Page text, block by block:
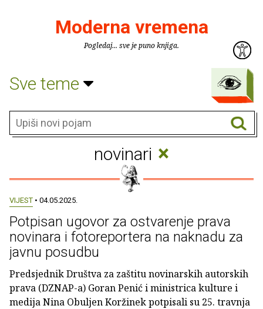
Moderna vremena
Pogledaj... sve je puno knjiga.
Sve teme
novinari ×
VIJEST • 04.05.2025.
Potpisan ugovor za ostvarenje prava
novinara i fotoreportera na naknadu za
javnu posudbu
Predsjednik Društva za zaštitu novinarskih autorskih
prava (DZNAP-a) Goran Penić i ministrica kulture i
medija Nina Obuljen Koržinek potpisali su 25. travnja